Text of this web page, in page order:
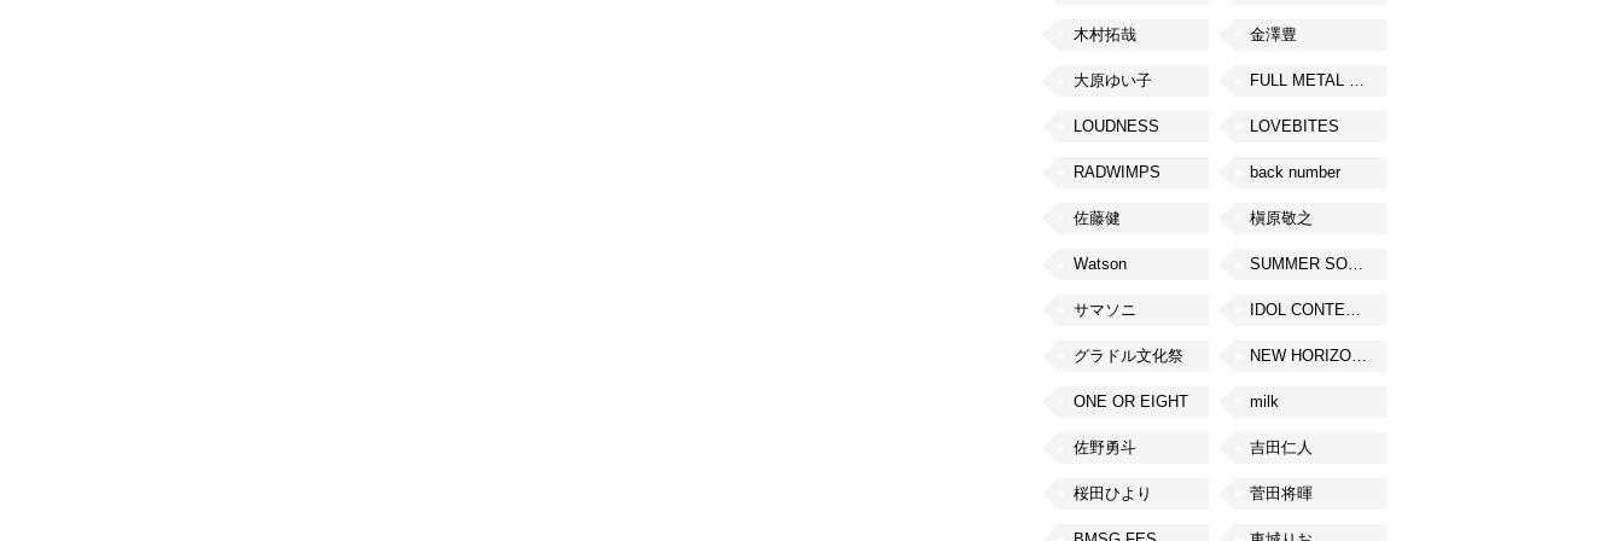
木村拓哉 金澤豊
大原ゆい子 FULL METAL JAPAN 2026
LOUDNESS LOVEBITES
RADWIMPS back number
佐藤健 槇原敬之
Watson SUMMER SONIC
サマソニ IDOL CONTENT EXPO
グラドル文化祭 NEW HORIZON FEST
ONE OR EIGHT milk
佐野勇斗 吉田仁人
桜田ひより 菅田将暉